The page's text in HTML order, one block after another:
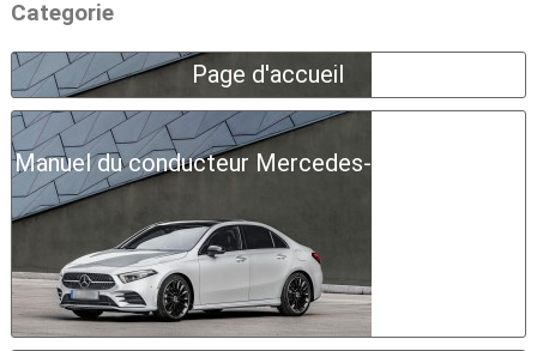
Categorie
Page d'accueil
Manuel du conducteur Mercedes-Benz Classe A